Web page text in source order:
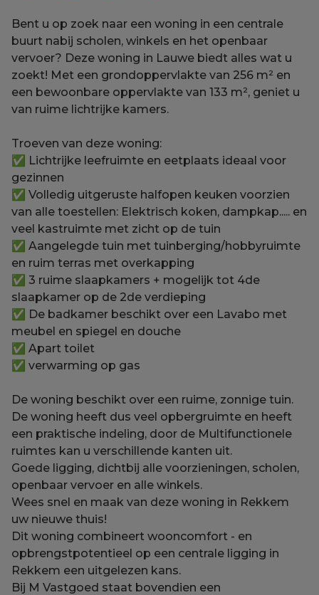
Bent u op zoek naar een woning in een centrale
buurt nabij scholen, winkels en het openbaar
vervoer? Deze woning in Lauwe biedt alles wat u
zoekt! Met een grondoppervlakte van 256 m² en
een bewoonbare oppervlakte van 133 m², geniet u
van ruime lichtrijke kamers.
Troeven van deze woning:
✅ Lichtrijke leefruimte en eetplaats ideaal voor
gezinnen
✅ Volledig uitgeruste halfopen keuken voorzien
van alle toestellen: Elektrisch koken, dampkap..... en
veel kastruimte met zicht op de tuin
✅ Aangelegde tuin met tuinberging/hobbyruimte
en ruim terras met overkapping
✅ 3 ruime slaapkamers + mogelijk tot 4de
slaapkamer op de 2de verdieping
✅ De badkamer beschikt over een Lavabo met
meubel en spiegel en douche
✅ Apart toilet
✅ verwarming op gas
De woning beschikt over een ruime, zonnige tuin.
De woning heeft dus veel opbergruimte en heeft
een praktische indeling, door de Multifunctionele
ruimtes kan u verschillende kanten uit.
Goede ligging, dichtbij alle voorzieningen, scholen,
openbaar vervoer en alle winkels.
Wees snel en maak van deze woning in Rekkem
uw nieuwe thuis!
Dit woning combineert wooncomfort - en
opbrengstpotentieel op een centrale ligging in
Rekkem een uitgelezen kans.
Bij M Vastgoed staat bovendien een